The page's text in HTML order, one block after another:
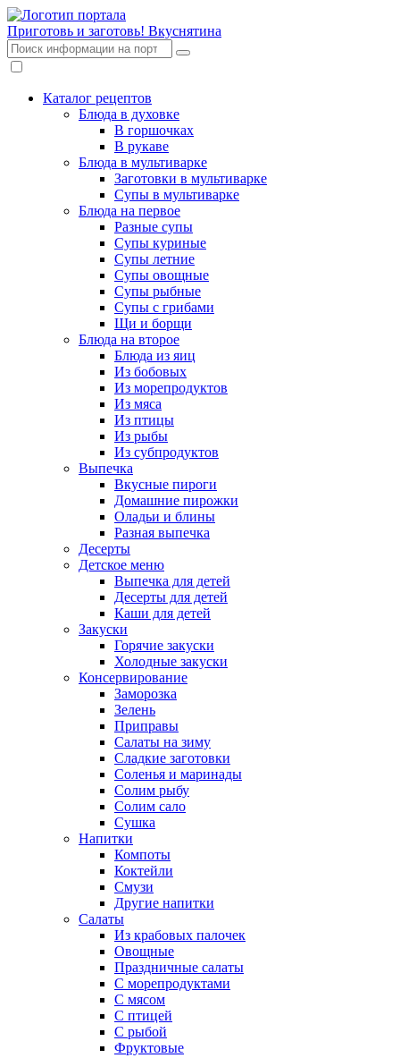
Приготовь и заготовь! Вкуснятина
Каталог рецептов
Блюда в духовке
В горшочках
В рукаве
Блюда в мультиварке
Заготовки в мультиварке
Супы в мультиварке
Блюда на первое
Разные супы
Супы куриные
Супы летние
Супы овощные
Супы рыбные
Супы с грибами
Щи и борщи
Блюда на второе
Блюда из яиц
Из бобовых
Из морепродуктов
Из мяса
Из птицы
Из рыбы
Из субпродуктов
Выпечка
Вкусные пироги
Домашние пирожки
Оладьи и блины
Разная выпечка
Десерты
Детское меню
Выпечка для детей
Десерты для детей
Каши для детей
Закуски
Горячие закуски
Холодные закуски
Консервирование
Заморозка
Зелень
Приправы
Салаты на зиму
Сладкие заготовки
Соленья и маринады
Солим рыбу
Солим сало
Сушка
Напитки
Компоты
Коктейли
Смузи
Другие напитки
Салаты
Из крабовых палочек
Овощные
Праздничные салаты
С морепродуктами
С мясом
С птицей
С рыбой
Фруктовые